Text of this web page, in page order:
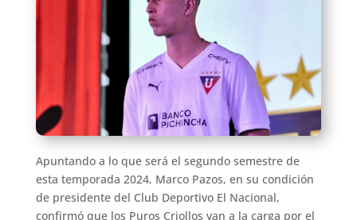
Apuntando a lo que será el segundo semestre de
esta temporada 2024, Marco Pazos, en su condición
de presidente del Club Deportivo El Nacional,
confirmó que los Puros Criollos van a la carga por el